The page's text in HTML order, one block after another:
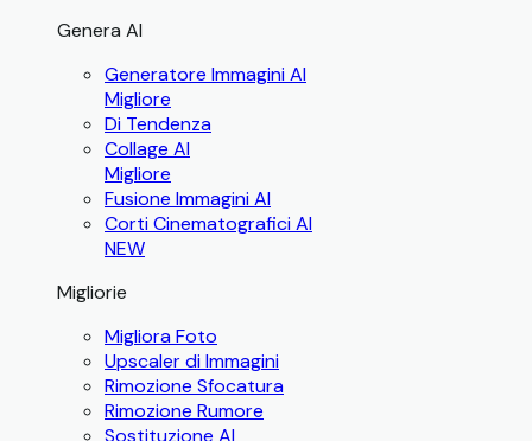
Genera AI
Generatore Immagini AI
Migliore
Di Tendenza
Collage AI
Migliore
Fusione Immagini AI
Corti Cinematografici AI
NEW
Migliorie
Migliora Foto
Upscaler di Immagini
Rimozione Sfocatura
Rimozione Rumore
Sostituzione AI